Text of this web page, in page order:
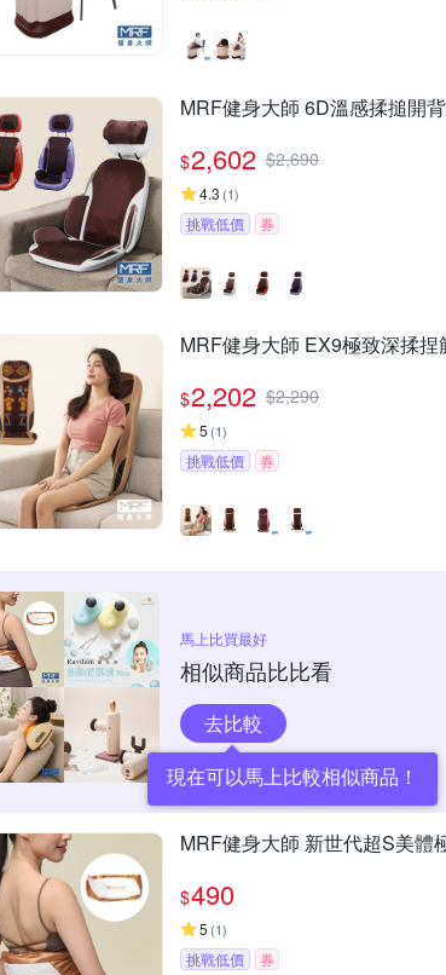
MRF健身大師 6D溫感揉搥開
$2,602 $2,690
4.3 (1)
挑戰低價 券
MRF健身大師 EX9極致深揉
$2,202 $2,290
5 (1)
挑戰低價 券
馬上比買最好
相似商品比比看
去比較
現在可以馬上比較相似商品！
MRF健身大師 新世代超S美體
$490
5 (1)
挑戰低價 券